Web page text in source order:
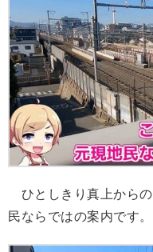
ひとしきり真上から
民ならではの案内です。